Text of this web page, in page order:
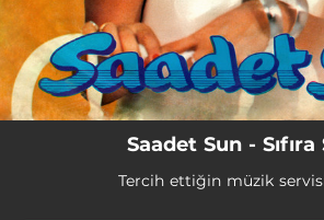
Saadet Sun - Sıfıra
Tercih ettiğin müzik